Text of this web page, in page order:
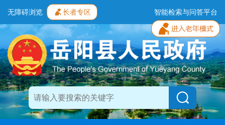
无障碍浏览 长者专区 智能检索与问答平台